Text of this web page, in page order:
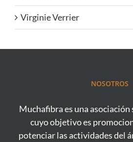
Virginie Verrier
NOSOTROS
Muchafibra es una
cuyo objetivo es
potenciar las actividades del